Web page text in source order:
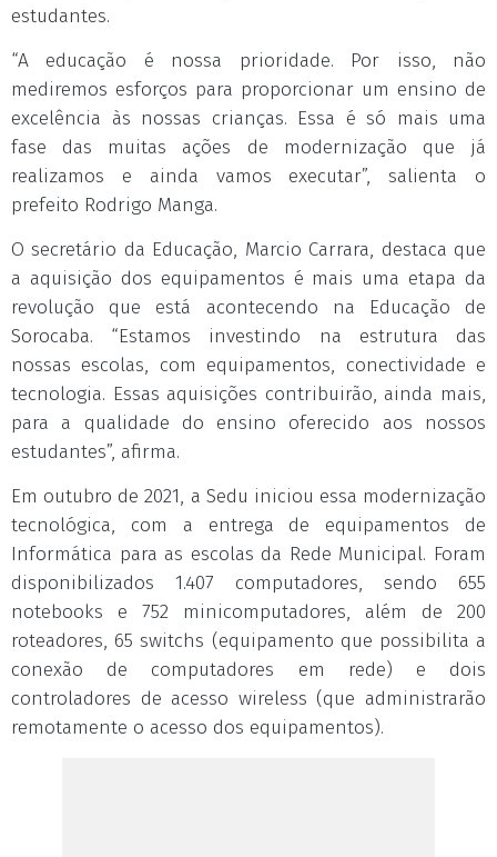
estudantes.
“A educação é nossa prioridade. Por isso, não
mediremos esforços para proporcionar um ensino de
excelência às nossas crianças. Essa é só mais uma
fase das muitas ações de modernização que já
realizamos e ainda vamos executar”, salienta o
prefeito Rodrigo Manga.
O secretário da Educação, Marcio Carrara, destaca que
a aquisição dos equipamentos é mais uma etapa da
revolução que está acontecendo na Educação de
Sorocaba. “Estamos investindo na estrutura das
nossas escolas, com equipamentos, conectividade e
tecnologia. Essas aquisições contribuirão, ainda mais,
para a qualidade do ensino oferecido aos nossos
estudantes”, afirma.
Em outubro de 2021, a Sedu iniciou essa modernização
tecnológica, com a entrega de equipamentos de
Informática para as escolas da Rede Municipal. Foram
disponibilizados 1.407 computadores, sendo 655
notebooks e 752 minicomputadores, além de 200
roteadores, 65 switchs (equipamento que possibilita a
conexão de computadores em rede) e dois
controladores de acesso wireless (que administrarão
remotamente o acesso dos equipamentos).